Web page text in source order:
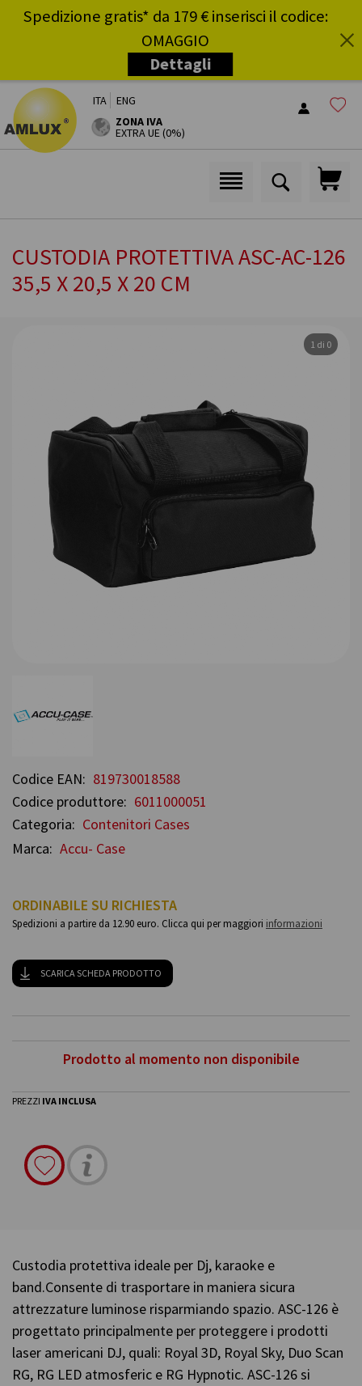
Spedizione gratis* da 179 € inserisci il codice:
OMAGGIO
Dettagli
ITA
ENG
ZONA IVA
EXTRA UE (0%)
CUSTODIA PROTETTIVA ASC-AC-126
35,5 X 20,5 X 20 CM
1 di 0
Codice EAN: 819730018588
Codice produttore: 6011000051
Categoria: Contenitori Cases
Marca: Accu- Case
ORDINABILE SU RICHIESTA
Spedizioni a partire da 12.90 euro. Clicca qui per maggiori informazioni
SCARICA SCHEDA PRODOTTO
Prodotto al momento non disponibile
PREZZI IVA INCLUSA
Custodia protettiva ideale per Dj, karaoke e
band.Consente di trasportare in maniera sicura
attrezzature luminose risparmiando spazio. ASC-126 è
progettato principalmente per proteggere i prodotti
laser americani DJ, quali: Royal 3D, Royal Sky, Duo Scan
RG, RG LED atmosferic e RG Hypnotic. ASC-126 si